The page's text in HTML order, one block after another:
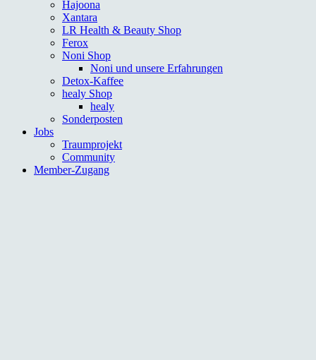
Hajoona
Xantara
LR Health & Beauty Shop
Ferox
Noni Shop
Noni und unsere Erfahrungen
Detox-Kaffee
healy Shop
healy
Sonderposten
Jobs
Traumprojekt
Community
Member-Zugang